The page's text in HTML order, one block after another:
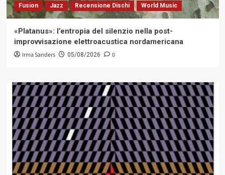
Fusion
Jazz Recensione Dischi World Music
«Platanus»: l’entropia del silenzio nella post-
improvvisazione elettroacustica nordamericana
Irma Sanders 05/08/2026 0